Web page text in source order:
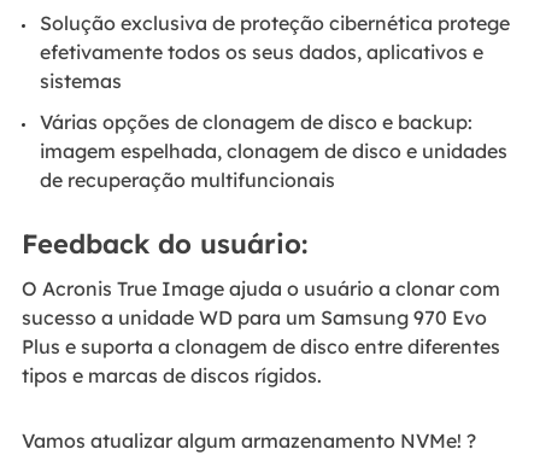
Solução exclusiva de proteção cibernética protege
efetivamente todos os seus dados, aplicativos e
sistemas
Várias opções de clonagem de disco e backup:
imagem espelhada, clonagem de disco e unidades
de recuperação multifuncionais
Feedback do usuário:
O Acronis True Image ajuda o usuário a clonar com
sucesso a unidade WD para um Samsung 970 Evo
Plus e suporta a clonagem de disco entre diferentes
tipos e marcas de discos rígidos.
Vamos atualizar algum armazenamento NVMe! ?